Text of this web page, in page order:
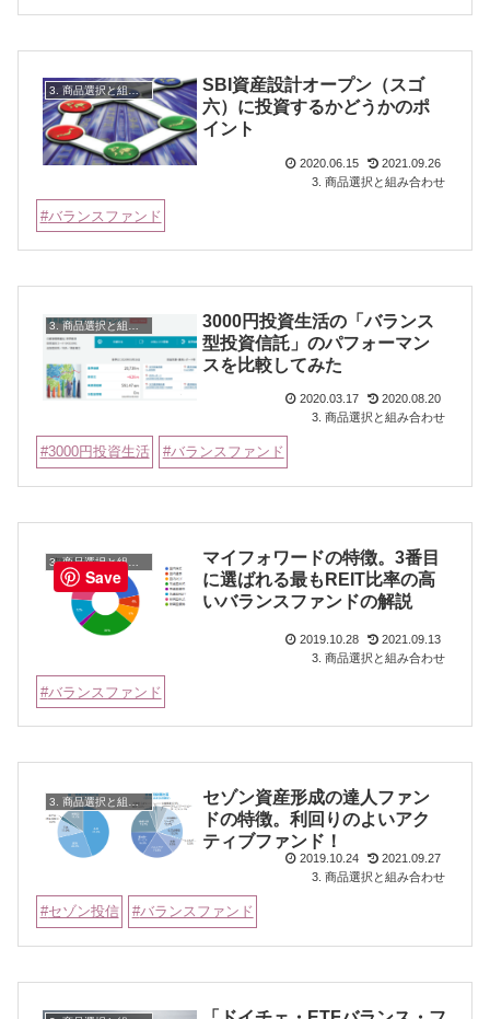
3. 商品選択と組み合わせ
SBI資産設計オープン（スゴ
六）に投資するかどうかのポ
イント
2020.06.15
2021.09.26
3. 商品選択と組み合わせ
バランスファンド
3. 商品選択と組み合わせ
3000円投資生活の「バランス
型投資信託」のパフォーマン
スを比較してみた
2020.03.17
2020.08.20
3. 商品選択と組み合わせ
3000円投資生活 バランスファンド
マイフォワードの特徴。3番目
に選ばれる最もREIT比率の高
いバランスファンドの解説
2019.10.28
2021.09.13
3. 商品選択と組み合わせ
バランスファンド
3. 商品選択と組み合わせ
セゾン資産形成の達人ファン
ドの特徴。利回りのよいアク
ティブファンド！
2019.10.24
2021.09.27
3. 商品選択と組み合わせ
セゾン投信 バランスファンド
Save